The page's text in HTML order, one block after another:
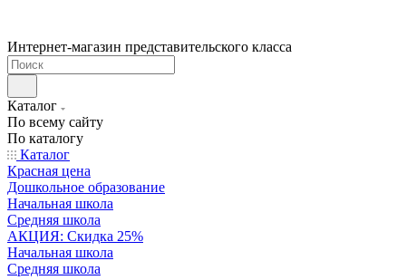
Интернет-магазин представительского класса
Каталог
По всему сайту
По каталогу
Каталог
Красная цена
Дошкольное образование
Начальная школа
Средняя школа
АКЦИЯ: Скидка 25%
Начальная школа
Средняя школа